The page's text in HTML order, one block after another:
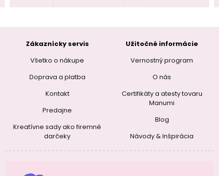
Zákaznícky servis
Všetko o nákupe
Doprava a platba
Kontakt
Predajne
Kreatívne sady ako firemné
darčeky
Užitočné informácie
Vernostný program
O nás
Certifikáty a atesty tovaru
Manumi
Blog
Návody & Inšpirácia